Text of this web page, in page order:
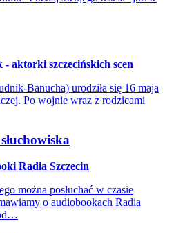
aktorki szczecińskich scen
Banucha) urodziła się 16 maja
Po wojnie wraz z rodzicami
Radia Szczecin
można posłuchać w czasie
o audiobookach Radia